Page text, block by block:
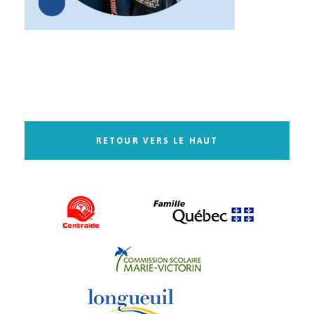
RETOUR VERS LE HAUT